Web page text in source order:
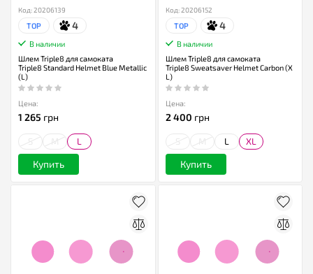
Код: 20206139
TOP 4
В наличии
Шлем Triple8 для самоката
Triple8 Standard Helmet Blue Metallic
(L)
Цена:
1 265 грн
L
Купить
Код: 20206152
TOP 4
В наличии
Шлем Triple8 для самоката
Triple8 Sweatsaver Helmet Carbon (X
L)
Цена:
2 400 грн
L XL
Купить